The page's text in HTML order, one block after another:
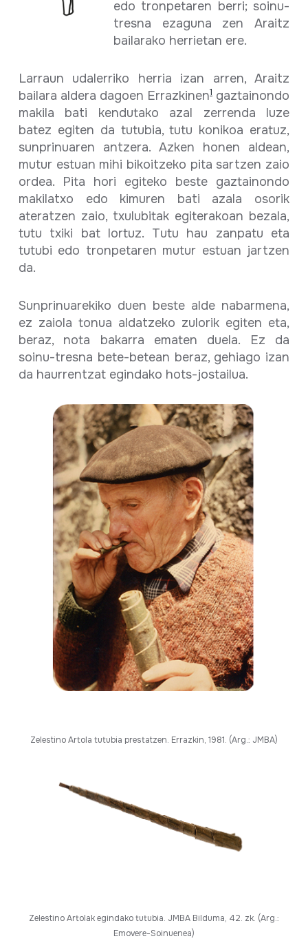
edo tronpetaren berri; soinu-
tresna ezaguna zen Araitz
bailarako herrietan ere.
Larraun udalerriko herria izan arren, Araitz
bailara aldera dagoen Errazkinen1 gaztainondo
makila bati kendutako azal zerrenda luze
batez egiten da tutubia, tutu konikoa eratuz,
sunprinuaren antzera. Azken honen aldean,
mutur estuan mihi bikoitzeko pita sartzen zaio
ordea. Pita hori egiteko beste gaztainondo
makilatxo edo kimuren bati azala osorik
ateratzen zaio, txulubitak egiterakoan bezala,
tutu txiki bat lortuz. Tutu hau zanpatu eta
tutubi edo tronpetaren mutur estuan jartzen
da.
Sunprinuarekiko duen beste alde nabarmena,
ez zaiola tonua aldatzeko zulorik egiten eta,
beraz, nota bakarra ematen duela. Ez da
soinu-tresna bete-betean beraz, gehiago izan
da haurrentzat egindako hots-jostailua.
Zelestino Artola tutubia prestatzen. Errazkin, 1981. (Arg.: JMBA)
Zelestino Artolak egindako tutubia. JMBA Bilduma, 42. zk. (Arg.:
Emovere-Soinuenea)